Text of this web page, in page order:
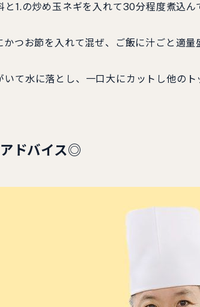
と1.の炒め玉ネギを入れて30分程度煮込ん
かつお節を入れて混ぜ、ご飯に汁ごと適量
いて水に落とし、一口大にカットし他の
ドバイス◎